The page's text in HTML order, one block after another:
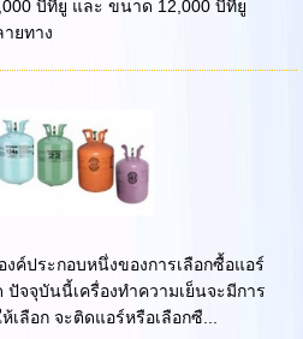
บีทียู และ ขนาด 12,000 บีทียู
ยทาง
ค์ประกอบหนึ่งของการเลือกซื้อแอร์
จจุบันนี้เครื่องทำความเย็นจะมีการ
เลือก จะติดแอร์หรือเลือกซื...